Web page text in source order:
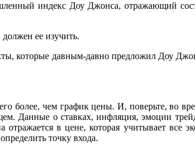
индекс Доу Джонса, отражающий
должен ее изучить.
которые давным-давно предложил Доу
более, чем график цены. И, поверьте, во
Данные о ставках, инфляция, эмоции
в цене, которая учитывает все
точку входа.